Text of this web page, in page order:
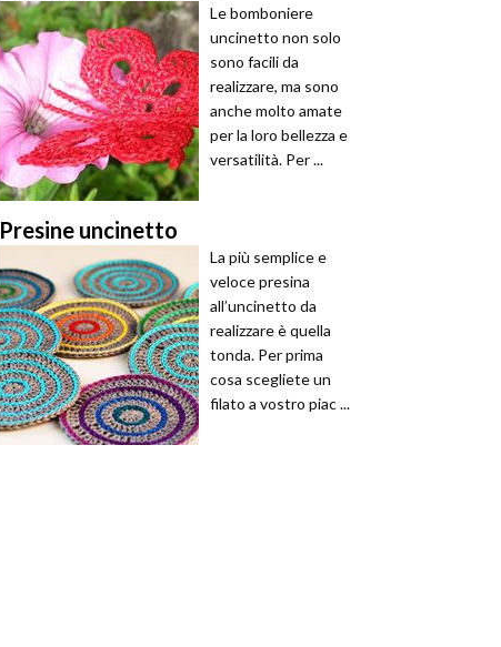
Le bomboniere
uncinetto non solo
sono facili da
realizzare, ma sono
anche molto amate
per la loro bellezza e
versatilità. Per ...
Presine uncinetto
La più semplice e
veloce presina
all’uncinetto da
realizzare è quella
tonda. Per prima
cosa scegliete un
filato a vostro piac ...